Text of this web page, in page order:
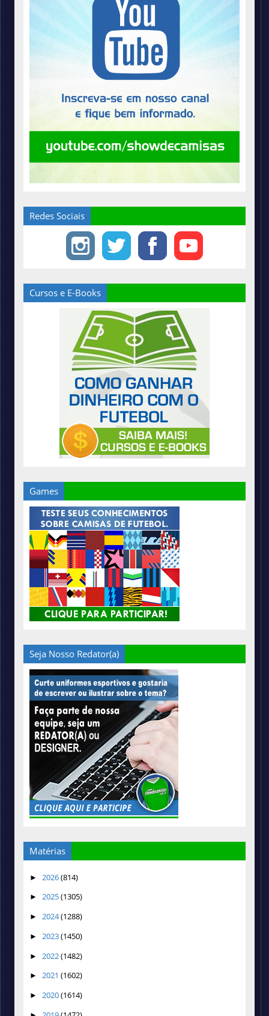
Redes Sociais
Cursos e E-Books
Games
Seja Nosso Redator(a)
Matérias
► 2026(814)
► 2025(1305)
► 2024(1288)
► 2023(1450)
► 2022(1482)
► 2021 (1602)
► 2020(1614)